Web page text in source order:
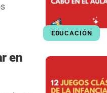
EDUCACIÓN
en